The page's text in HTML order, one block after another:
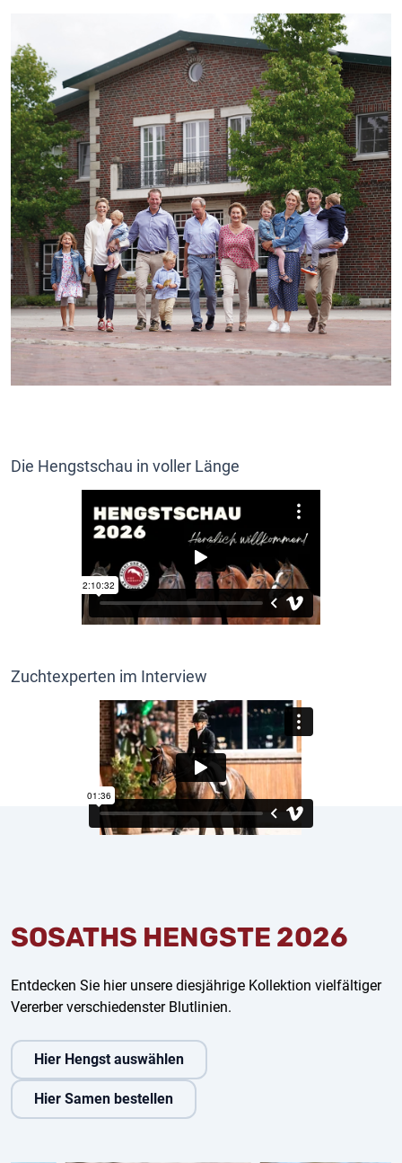
Die Hengstschau in voller Länge
Zuchtexperten im Interview
SOSATHS HENGSTE 2026
Entdecken Sie hier unsere diesjährige Kollektion vielfältiger
Vererber verschiedenster Blutlinien.
Hier Hengst auswählen
Hier Samen bestellen